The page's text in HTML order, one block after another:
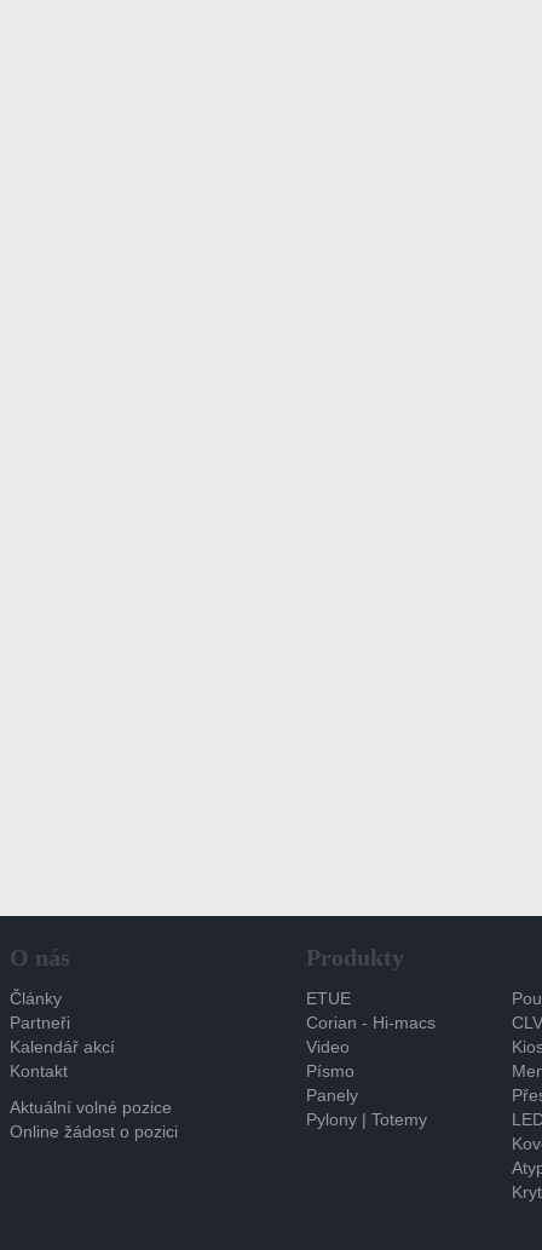
O nás
Články
Partneři
Kalendář akcí
Kontakt
Aktuální volné pozice
Online žádost o pozici
Produkty
ETUE
Corian - Hi-macs
Video
Písmo
Panely
Pylony | Totemy